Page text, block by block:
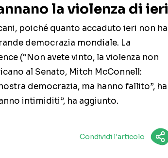
la violenza di ieri
poiché quanto accaduto ieri non ha
democrazia mondiale. La
(“Non avete vinto, la violenza non
al Senato, Mitch McConnell:
democrazia, ma hanno fallito”, ha
intimiditi”, ha aggiunto.
Condividi l'articolo